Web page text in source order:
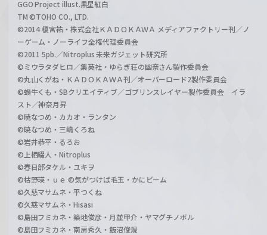
GGO Project illust.黒星紅白
TM ©TOHO CO., LTD.
©2014 榎宮祐・株式会社ＫＡＤＯＫＡＷＡ メディアファクトリー刊／ノ
ーゲーム・ノーライフ全権代理委員会
©2011 5pb.／Nitroplus 未来ガジェット研究所
©ミウラタダヒロ／集英社・ゆらぎ荘の幽奈さん製作委員会
©丸山くがね・ＫＡＤＯＫＡＷＡ刊／オーバーロード2製作委員会
©蝸牛くも・SBクリエイティブ／ゴブリンスレイヤー製作委員会 イラ
スト／神奈月昇
©暁なつめ・カカオ・ランタン
©暁なつめ・三嶋くろね
©岩井恭平・るろお
©上栖綴人・Nitroplus
©春日部タケル・ユキヲ
©枯野瑛・ｕｅ ©気がつけば毛玉・かにビーム
©久慈マサムネ・平つくね
©久慈マサムネ・Hisasi
©島田フミカネ・築地俊彦・月並甲介・ヤマグチノボル
©島田フミカネ・南房秀久・飯沼俊規